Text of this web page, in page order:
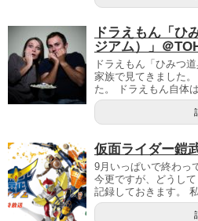
ドラえもん「ひ
ジアム）」＠
ドラえもん「ひみつ
家族で見てきました
た。 ドラえもん自体
仮面ライダー鎧
9月いっぱいで終わっ
今更ですが、どうし
記録しておきます。